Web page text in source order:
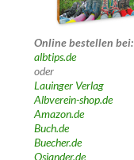
Online bestellen bei:
albtips.de
oder
Lauinger Verlag
Albverein-shop.de
Amazon.de
Buch.de
Buecher.de
Osiander.de